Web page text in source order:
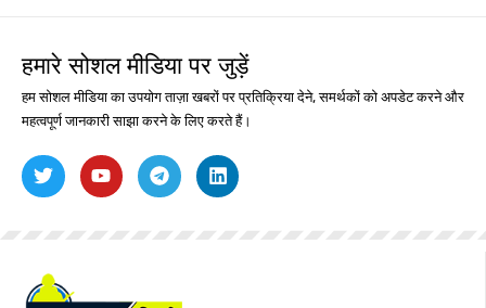
हमारे सोशल मीडिया पर जुड़ें
हम सोशल मीडिया का उपयोग ताज़ा खबरों पर प्रतिक्रिया देने, समर्थकों को अपडेट करने और
महत्वपूर्ण जानकारी साझा करने के लिए करते हैं।